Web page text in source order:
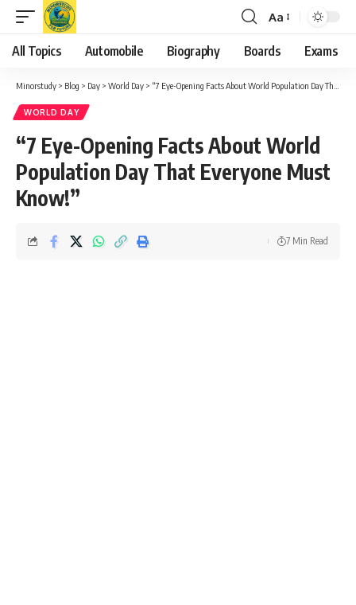
Font
Resizer
Aa
All Topics Automobile Biography Boards Exams
Minorstudy > Blog > Day > World Day > “7 Eye-Opening Facts About World Population Day That Everyone Must Know!”
WORLD DAY
“7 Eye-Opening Facts About World
Population Day That Everyone Must
Know!”
7 Min Read